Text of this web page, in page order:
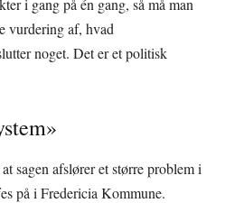
i gang på én gang, så må man
vurdering af, hvad
noget. Det er et politisk
sagen afslører et større problem i
på i Fredericia Kommune.